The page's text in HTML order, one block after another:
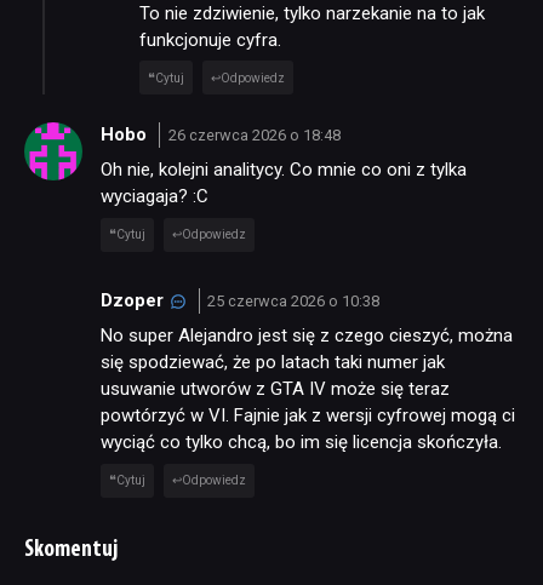
To nie zdziwienie, tylko narzekanie na to jak
funkcjonuje cyfra.
Cytuj Odpowiedz
Hobo 26 czerwca 2026 o 18:48
Oh nie, kolejni analitycy. Co mnie co oni z tylka
wyciagaja? :C
Cytuj Odpowiedz
Dzoper 25 czerwca 2026 o 10:38
No super Alejandro jest się z czego cieszyć, można
się spodziewać, że po latach taki numer jak
usuwanie utworów z GTA IV może się teraz
powtórzyć w VI. Fajnie jak z wersji cyfrowej mogą ci
wyciąć co tylko chcą, bo im się licencja skończyła.
Cytuj Odpowiedz
Skomentuj